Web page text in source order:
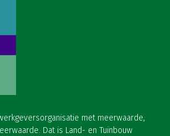
met meerwaarde,
Dat is Land- en Tuinbouw